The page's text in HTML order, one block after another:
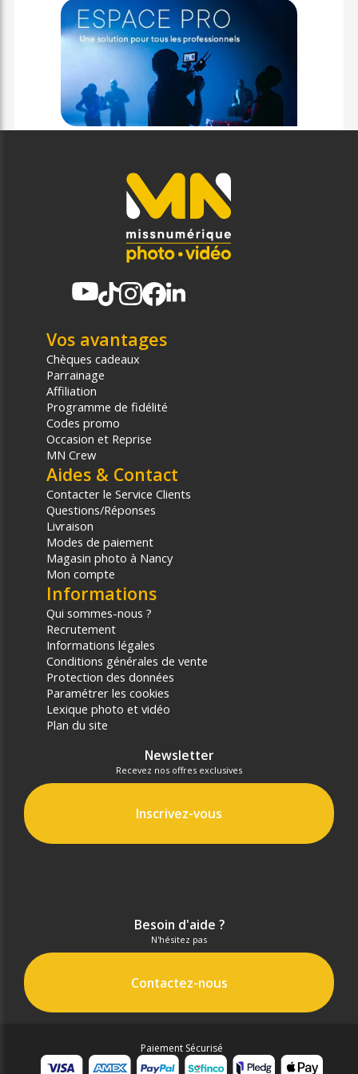
Vos avantages
Chèques cadeaux
Parrainage
Affiliation
Programme de fidélité
Codes promo
Occasion et Reprise
MN Crew
Aides & Contact
Contacter le Service Clients
Questions/Réponses
Livraison
Modes de paiement
Magasin photo à Nancy
Mon compte
Informations
Qui sommes-nous ?
Recrutement
Informations légales
Conditions générales de vente
Protection des données
Paramétrer les cookies
Lexique photo et vidéo
Plan du site
Newsletter
Recevez nos offres exclusives
Inscrivez-vous
Besoin d'aide ?
N'hésitez pas
Contactez-nous
Paiement Sécurisé